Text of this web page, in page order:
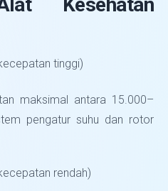
Kesehatan
tinggi)
maksimal antara 15.000–
pengatur suhu dan rotor
rendah)